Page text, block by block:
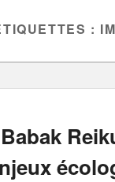
: